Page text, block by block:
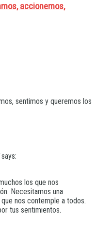
accionemos,
sentimos y queremos los
says:
los que nos
Necesitamos una
nos contemple a todos.
tus sentimientos.